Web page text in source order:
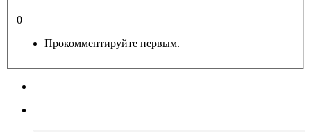
0
Прокомментируйте первым.